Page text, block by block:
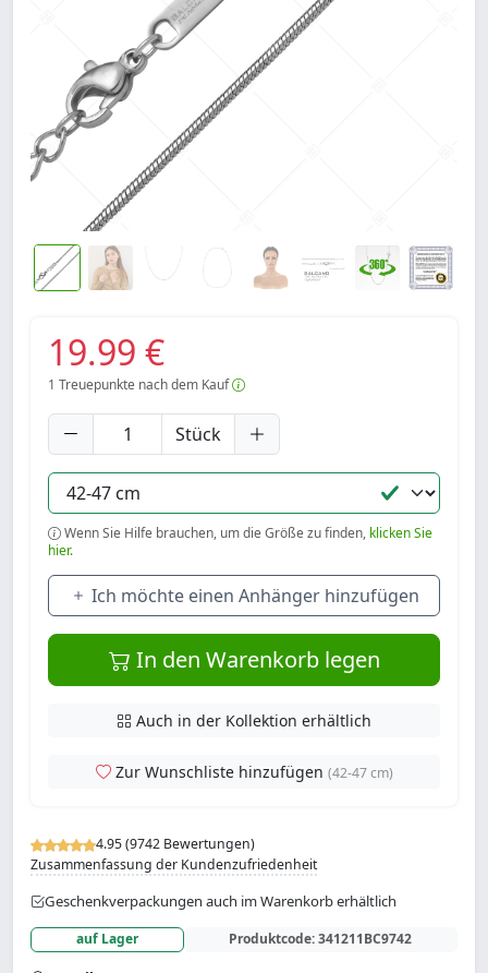
4.95 (9742 Bewertungen)
Zusammenfassung der Kundenzufriedenheit
Geschenkverpackungen auch im Warenkorb erhältlich
auf Lager Produktcode:341211BC9742
19.99 €
1 Treuepunkte nach dem Kauf
Stück
Wenn Sie Hilfe brauchen, um die Größe zu finden, klicken Sie
hier.
Ich möchte einen Anhänger hinzufügen
In den Warenkorb legen
Auch in der Kollektion erhältlich
Zur Wunschliste hinzufügen (42-47 cm)